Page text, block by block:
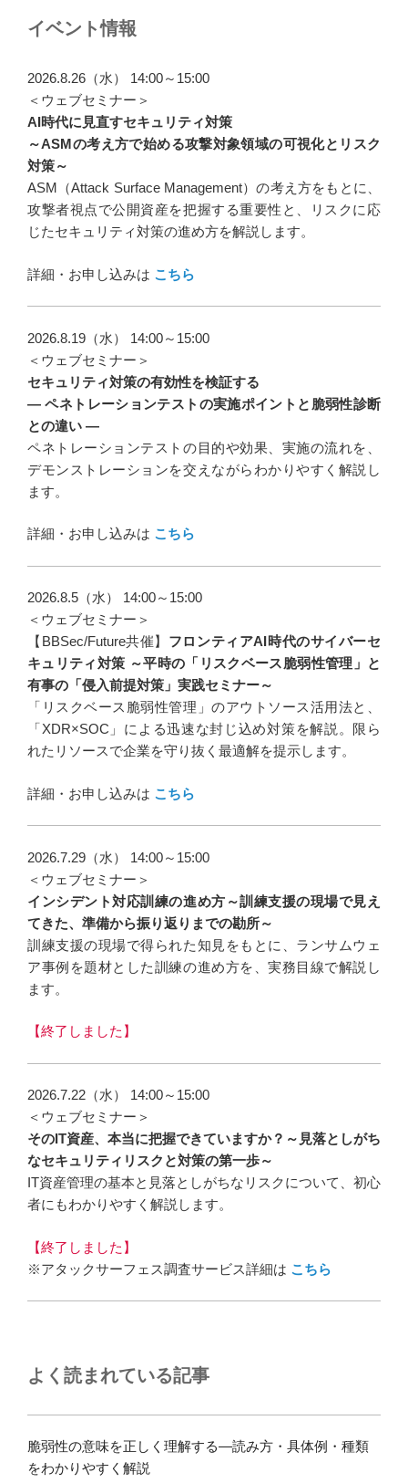
ナ
ゲ
ー
シ
ョ
ン
イベント情報
2026.8.26（水） 14:00～15:00
＜ウェブセミナー＞
AI時代に見直すセキュリティ対策
～ASMの考え方で始める攻撃対象領域の可視化とリスク
対策～
ASM（Attack Surface Management）の考え方をもとに、
攻撃者視点で公開資産を把握する重要性と、リスクに応
じたセキュリティ対策の進め方を解説します。
詳細・お申し込みは こちら
2026.8.19（水） 14:00～15:00
＜ウェブセミナー＞
セキュリティ対策の有効性を検証する
― ペネトレーションテストの実施ポイントと脆弱性診断
との違い ―
ペネトレーションテストの目的や効果、実施の流れを、
デモンストレーションを交えながらわかりやすく解説し
ます。
詳細・お申し込みは こちら
2026.8.5（水） 14:00～15:00
＜ウェブセミナー＞
【BBSec/Future共催】 フロンティアAI時代のサイバーセ
キュリティ対策 ～平時の「リスクベース脆弱性管理」と
有事の「侵入前提対策」実践セミナー～
「リスクベース脆弱性管理」のアウトソース活用法と、
「XDR×SOC」による迅速な封じ込め対策を解説。限ら
れたリソースで企業を守り抜く最適解を提示します。
詳細・お申し込みは こちら
2026.7.29（水） 14:00～15:00
＜ウェブセミナー＞
インシデント対応訓練の進め方～訓練支援の現場で見え
てきた、準備から振り返りまでの勘所～
訓練支援の現場で得られた知見をもとに、ランサムウェ
ア事例を題材とした訓練の進め方を、実務目線で解説し
ます。
【終了しました】
2026.7.22（水） 14:00～15:00
＜ウェブセミナー＞
そのIT資産、本当に把握できていますか？～見落としがち
なセキュリティリスクと対策の第一歩～
IT資産管理の基本と見落としがちなリスクについて、初心
者にもわかりやすく解説します。
【終了しました】
※アタックサーフェス調査サービス詳細は こちら
よく読まれている記事
脆弱性の意味を正しく理解する―読み方・具体例・種類
をわかりやすく解説